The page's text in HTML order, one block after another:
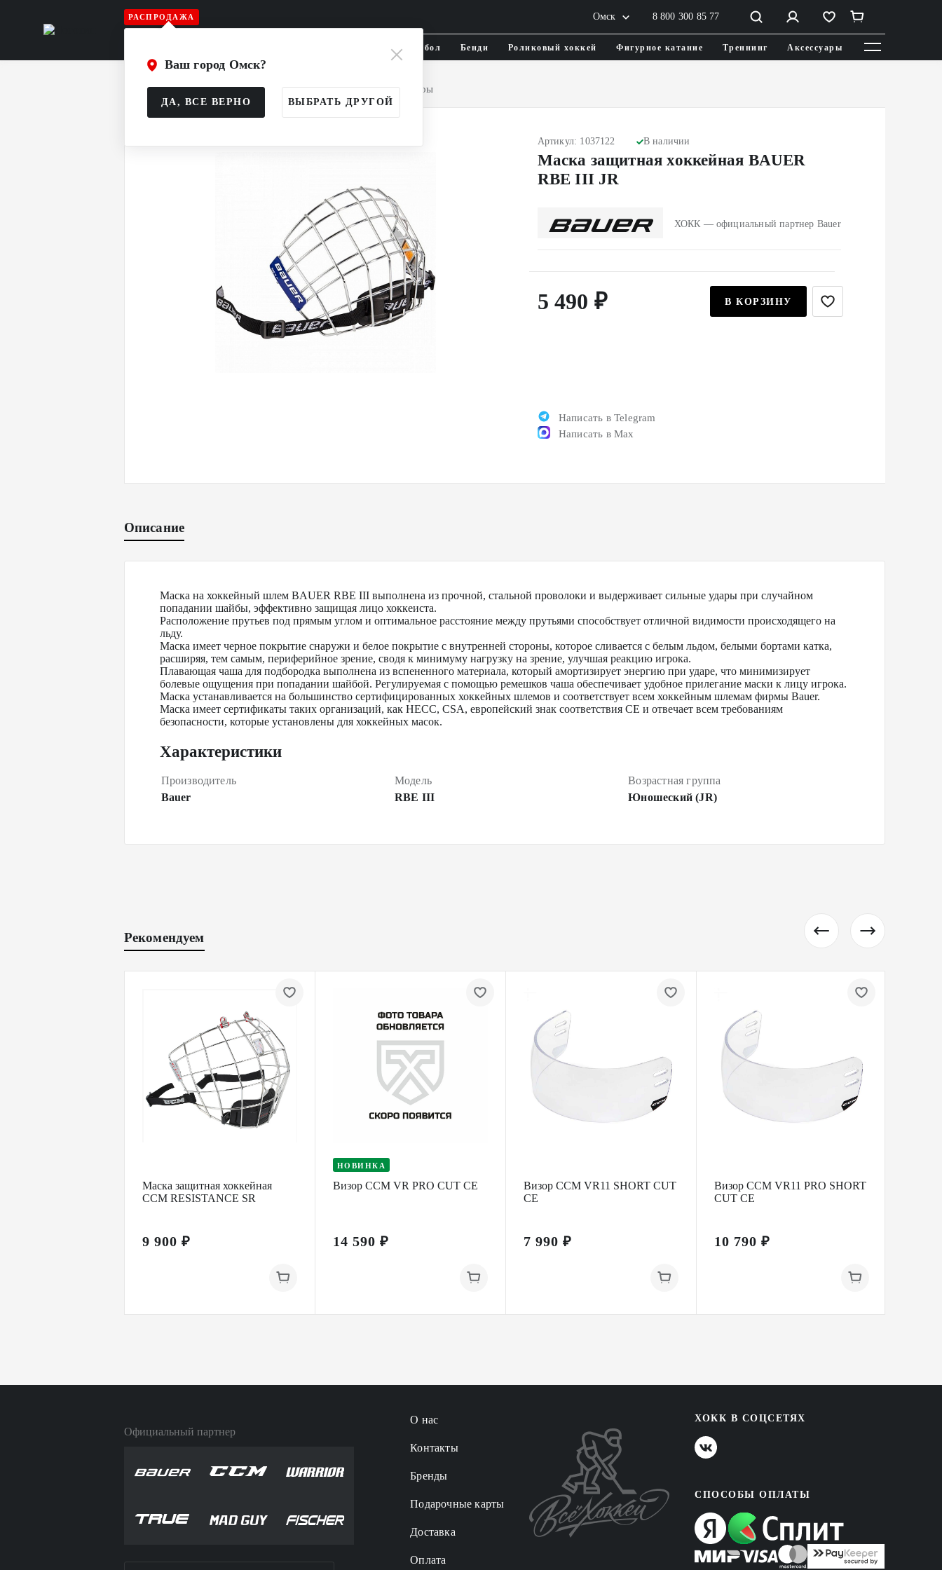
РАСПРОДАЖА Омск 8 800 300 85 77
Флорбол Бенди Роликовый хоккей Фигурное катание Треннинг Аксессуары
Ваш город Омск?
ДА, ВСЕ ВЕРНО ВЫБРАТЬ ДРУГОЙ
Главная Каталог Игрок Шлем игрока Маски и визоры
Артикул: 1037122 В наличии
Маска защитная хоккейная BAUER
RBE III JR
ХОКК — официальный партнер Bauer
5 490 ₽ В КОРЗИНУ
Написать в Telegram
Написать в Max
Описание
Маска на хоккейный шлем BAUER RBE III выполнена из прочной, стальной проволоки и выдерживает сильные удары при случайном
попадании шайбы, эффективно защищая лицо хоккеиста.
Расположение прутьев под прямым углом и оптимальное расстояние между прутьями способствует отличной видимости происходящего на
льду.
Маска имеет черное покрытие снаружи и белое покрытие с внутренней стороны, которое сливается с белым льдом, белыми бортами катка,
расширяя, тем самым, периферийное зрение, сводя к минимуму нагрузку на зрение, улучшая реакцию игрока.
Плавающая чаша для подбородка выполнена из вспененного материала, который амортизирует энергию при ударе, что минимизирует
болевые ощущения при попадании шайбой. Регулируемая с помощью ремешков чаша обеспечивает удобное прилегание маски к лицу игрока.
Маска устанавливается на большинство сертифицированных хоккейных шлемов и соответствует всем хоккейным шлемам фирмы Bauer.
Маска имеет сертификаты таких организаций, как HECC, CSA, европейский знак соответствия CE и отвечает всем требованиям
безопасности, которые установлены для хоккейных масок.
Характеристики
Производитель
Bauer
Модель
RBE III
Возрастная группа
Юношеский (JR)
Рекомендуем
Маска защитная хоккейная
CCM RESISTANCE SR
9 900 ₽
НОВИНКА
Визор CCM VR PRO CUT CE
14 590 ₽
Визор CCM VR11 SHORT CUT
CE
7 990 ₽
Визор CCM VR11 PRO SHORT
CUT CE
10 790 ₽
Официальный партнер
О нас
Контакты
Бренды
Подарочные карты
Доставка
Оплата
ХОКК В СОЦСЕТЯХ
СПОСОБЫ ОПЛАТЫ